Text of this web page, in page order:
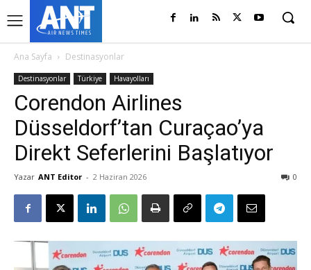
Ana Sayfa Destinasyonlar
Destinasyonlar Türkiye Havayolları
Corendon Airlines
Düsseldorf’tan Curaçao’ya
Direkt Seferlerini Başlatıyor
Yazar ANT Editor - 2 Haziran 2026 0